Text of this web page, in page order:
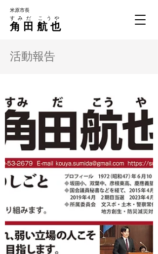
米原市長
すみだ こうや
角田 航也
活動報告